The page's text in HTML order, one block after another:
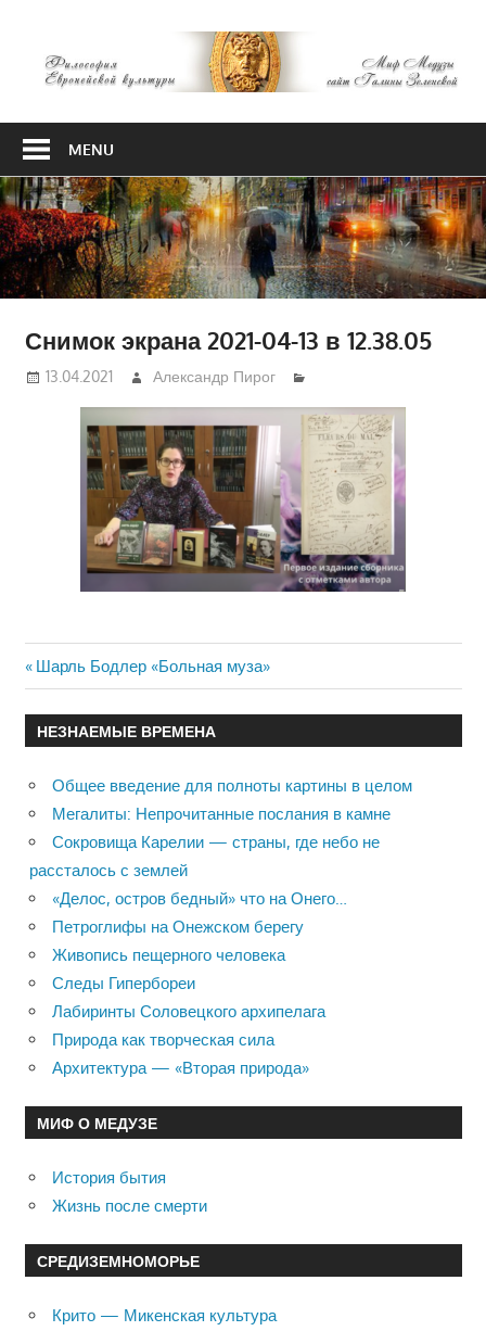
content
Европейской
MENU
Снимок экрана 2021-04-13 в 12.38.05
13.04.2021 Александр Пирог
Навигация
по
записям
Previous
Post:
Шарль Бодлер «Больная муза»
НЕЗНАЕМЫЕ ВРЕМЕНА
Общее введение для полноты картины в целом
Мегалиты: Непрочитанные послания в камне
Сокровища Карелии — страны, где небо не
рассталось с землей
«Делос, остров бедный» что на Онего…
Петроглифы на Онежском берегу
Живопись пещерного человека
Следы Гипербореи
Лабиринты Соловецкого архипелага
Природа как творческая сила
Архитектура — «Вторая природа»
МИФ О МЕДУЗЕ
История бытия
Жизнь после смерти
СРЕДИЗЕМНОМОРЬЕ
Крито — Микенская культура